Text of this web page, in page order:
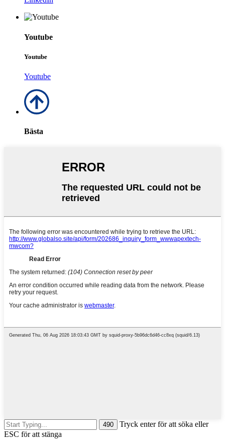
Youtube
Youtube
Youtube
Bästa
Tryck enter för att söka eller
ESC för att stänga